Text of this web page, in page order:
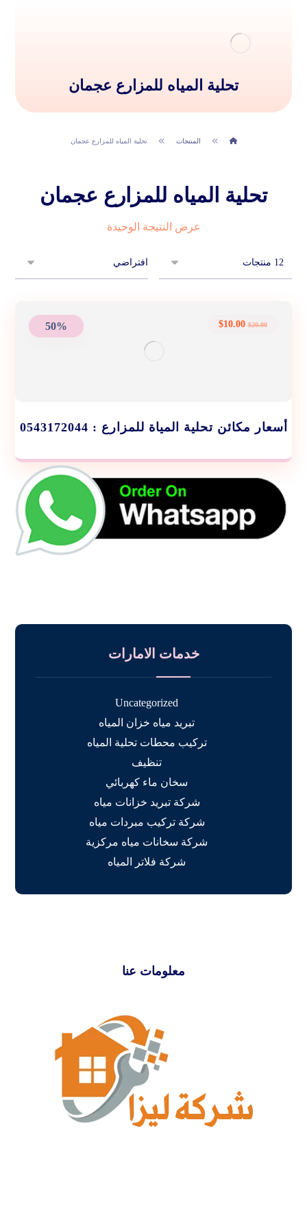
تحلية المياه للمزارع عجمان
المنتجات تحلية المياه للمزارع عجمان
تحلية المياه للمزارع عجمان
عرض النتيجة الوحيدة
50%
أسعار مكائن تحلية المياة للمزارع : 0543172044
$20.00
$10.00
خدمات الامارات
Uncategorized
تبريد مياه خزان المياه
تركيب محطات تحلية المياه
تنظيف
سخان ماء كهربائي
شركة تبريد خزانات مياه
شركة تركيب مبردات مياه
شركة سخانات مياه مركزية
شركة فلاتر المياه
معلومات عنا